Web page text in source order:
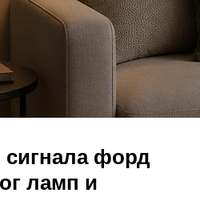
сигнала форд
ламп и